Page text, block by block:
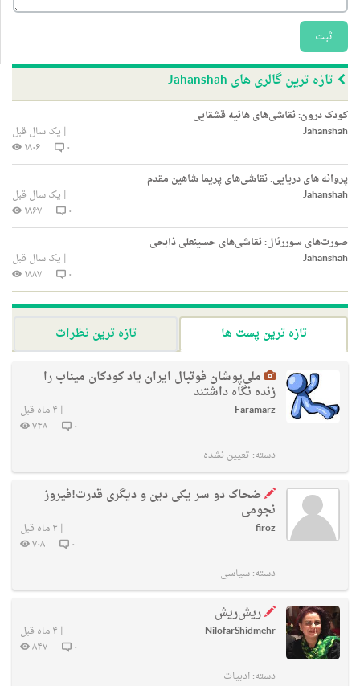
ثبت
تازه ترین گالری های Jahanshah
کودک درون: نقاشی‌های هانیه قشقایی
Jahanshah
| یک سال قبل
۰
۱۸۰۶
پروانه های دریایی: نقاشی‌های پریما شاهین مقدم
Jahanshah
| یک سال قبل
۰
۱۸۶۷
صورت‌های سوررئال: نقاشی‌های حسینعلی ذابحی
Jahanshah
| یک سال قبل
۰
۱۸۸۷
تازه ترین پست ها
تازه ترین نظرات
ملی‌پوشان فوتبال ایران یاد کودکان میناب را
زنده نگاه داشتند
Faramarz
| ۴ ماه قبل
۰
۷۴۸
دسته: تعیین نشده
ضحاک دو سر یکی دین و دیگری قدرت!فیروز
نجومی
firoz
| ۴ ماه قبل
۰
۷۰۸
دسته:سیاسی
ریش‌ریش
NilofarShidmehr
| ۴ ماه قبل
۰
۸۴۷
دسته:ادبیات